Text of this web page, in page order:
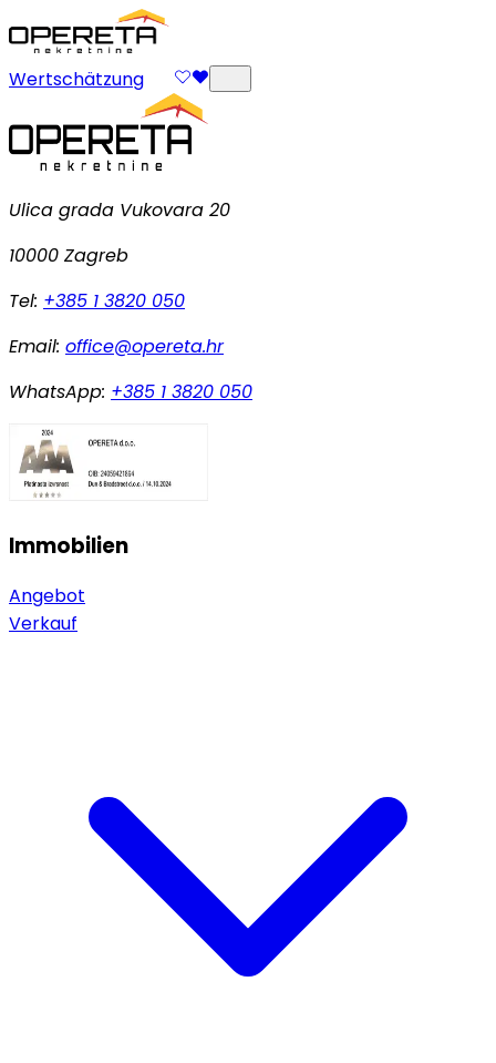
Wertschätzung
Ulica grada Vukovara 20
10000 Zagreb
Tel: +385 1 3820 050
Email: office@opereta.hr
WhatsApp: +385 1 3820 050
Immobilien
Angebot
Verkauf